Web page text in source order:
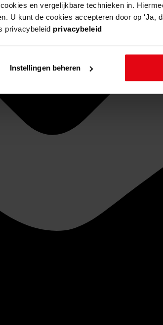
en vergelijkbare technieken in.
U kunt de cookies accepteren door op 'Ja,
privacybeleid privacybeleid
Instellingen beheren